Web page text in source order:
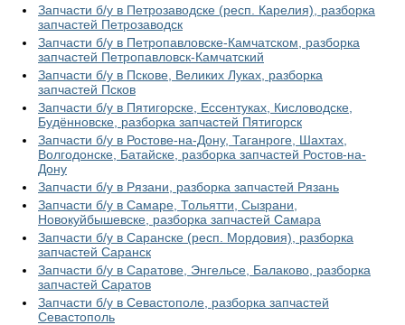
Запчасти б/у в Петрозаводске (респ. Карелия), разборка
запчастей Петрозаводск
Запчасти б/у в Петропавловске-Камчатском, разборка
запчастей Петропавловск-Камчатский
Запчасти б/у в Пскове, Великих Луках, разборка
запчастей Псков
Запчасти б/у в Пятигорске, Ессентуках, Кисловодске,
Будённовске, разборка запчастей Пятигорск
Запчасти б/у в Ростове-на-Дону, Таганроге, Шахтах,
Волгодонске, Батайске, разборка запчастей Ростов-на-
Дону
Запчасти б/у в Рязани, разборка запчастей Рязань
Запчасти б/у в Самаре, Тольятти, Сызрани,
Новокуйбышевске, разборка запчастей Самара
Запчасти б/у в Саранске (респ. Мордовия), разборка
запчастей Саранск
Запчасти б/у в Саратове, Энгельсе, Балаково, разборка
запчастей Саратов
Запчасти б/у в Севастополе, разборка запчастей
Севастополь